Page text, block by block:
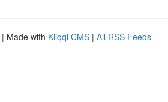
| Made with Kliqqi CMS | All RSS Feeds